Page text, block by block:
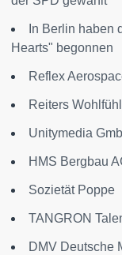
In Berlin haben
Hearts" begonnen
Reflex
Reiters
Unitymedia
HMS Bergbau
Sozietät Poppe
TANGRON
DMV Deutsche